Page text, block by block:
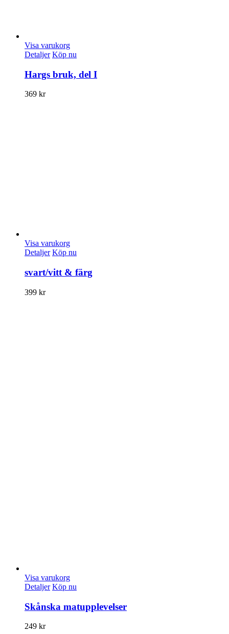
Visa varukorg
Detaljer Köp nu
Hargs bruk, del I
369 kr
Visa varukorg
Detaljer Köp nu
svart/vitt & färg
399 kr
Visa varukorg
Detaljer Köp nu
Skånska matupplevelser
249 kr